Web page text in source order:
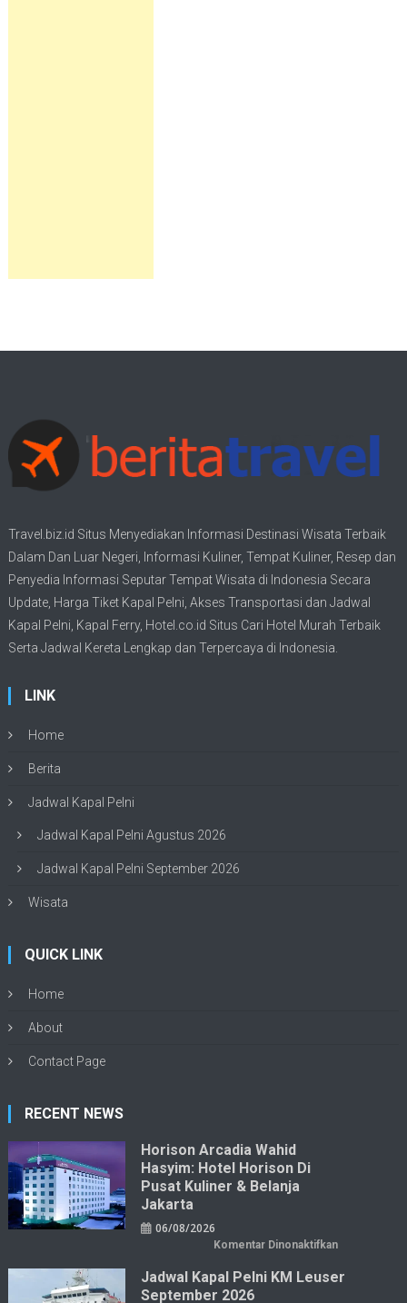
Travel.biz.id Situs Menyediakan Informasi Destinasi Wisata Terbaik
Dalam Dan Luar Negeri, Informasi Kuliner, Tempat Kuliner, Resep dan
Penyedia Informasi Seputar TempatWisata di Indonesia Secara
Update, Harga Tiket Kapal Pelni , Akses Transportasi danJadwal
Kapal Pelni , Kapal Ferry, Hotel.co.id Situs Cari Hotel Murah Terbaik
Serta Jadwal Kereta Lengkap dan Terpercaya di Indonesia.
LINK
Home
Berita
Jadwal Kapal Pelni
Jadwal Kapal Pelni Agustus 2026
Jadwal Kapal Pelni September 2026
Wisata
QUICK LINK
Home
About
Contact Page
RECENT NEWS
Horison Arcadia Wahid
Hasyim: Hotel Horison Di
Pusat Kuliner & Belanja
Jakarta
06/08/2026
Komentar Dinonaktifkanpada
Wahid
Jadwal Kapal Pelni KM Leuser
September 2026